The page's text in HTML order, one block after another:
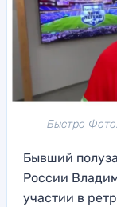
Быстро
Бывший
России
участии в